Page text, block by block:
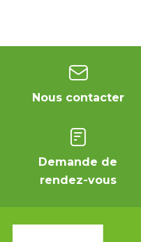
Nous contacter
Demande de
rendez-vous